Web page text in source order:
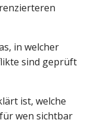
in welcher
sind geprüft
ist, welche
wen sichtbar